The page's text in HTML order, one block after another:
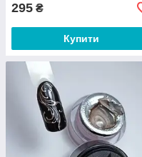
295 ₴
Купити